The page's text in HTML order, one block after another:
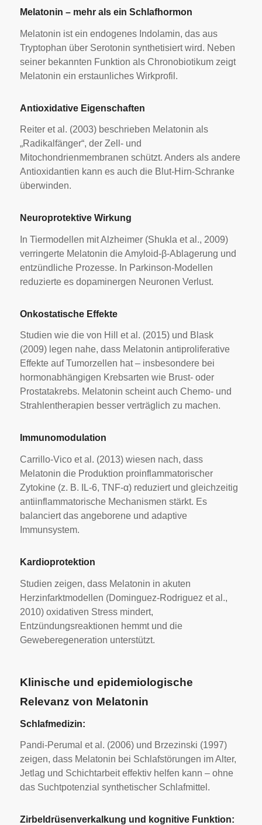
Melatonin – mehr als ein Schlafhormon
Melatonin ist ein endogenes Indolamin, das aus
Tryptophan über Serotonin synthetisiert wird. Neben
seiner bekannten Funktion als Chronobiotikum zeigt
Melatonin ein erstaunliches Wirkprofil.
Antioxidative Eigenschaften
Reiter et al. (2003) beschrieben Melatonin als
„Radikalfänger“, der Zell- und
Mitochondrienmembranen schützt. Anders als andere
Antioxidantien kann es auch die Blut-Hirn-Schranke
überwinden.
Neuroprotektive Wirkung
In Tiermodellen mit Alzheimer (Shukla et al., 2009)
verringerte Melatonin die Amyloid-β-Ablagerung und
entzündliche Prozesse. In Parkinson-Modellen
reduzierte es dopaminergen Neuronen Verlust.
Onkostatische Effekte
Studien wie die von Hill et al. (2015) und Blask
(2009) legen nahe, dass Melatonin antiproliferative
Effekte auf Tumorzellen hat – insbesondere bei
hormonabhängigen Krebsarten wie Brust- oder
Prostatakrebs. Melatonin scheint auch Chemo- und
Strahlentherapien besser verträglich zu machen.
Immunomodulation
Carrillo-Vico et al. (2013) wiesen nach, dass
Melatonin die Produktion proinflammatorischer
Zytokine (z. B. IL-6, TNF-α) reduziert und gleichzeitig
antiinflammatorische Mechanismen stärkt. Es
balanciert das angeborene und adaptive
Immunsystem.
Kardioprotektion
Studien zeigen, dass Melatonin in akuten
Herzinfarktmodellen (Dominguez-Rodriguez et al.,
2010) oxidativen Stress mindert,
Entzündungsreaktionen hemmt und die
Geweberegeneration unterstützt.
Klinische und epidemiologische
Relevanz von Melatonin
Schlafmedizin:
Pandi-Perumal et al. (2006) und Brzezinski (1997)
zeigen, dass Melatonin bei Schlafstörungen im Alter,
Jetlag und Schichtarbeit effektiv helfen kann – ohne
das Suchtpotenzial synthetischer Schlafmittel.
Zirbeldrüsenverkalkung und kognitive Funktion: